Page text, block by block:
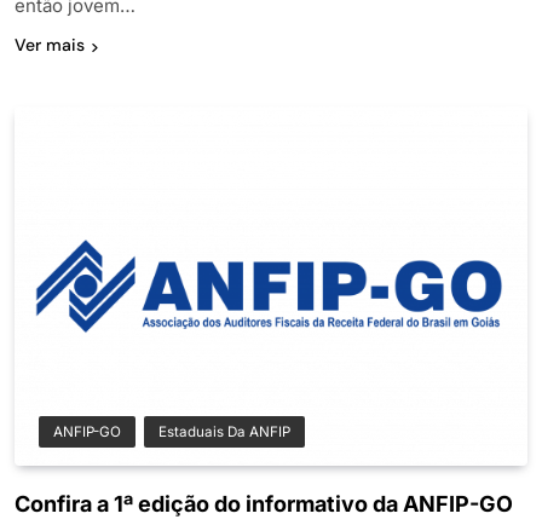
então jovem…
Ver mais
ANFIP-GO Estaduais Da ANFIP
Confira a 1ª edição do informativo da ANFIP-GO